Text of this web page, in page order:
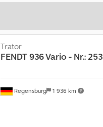
Regensburg 1 936 km
Trator
FENDT936 Vario - Nr.: 253